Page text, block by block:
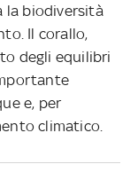
la biodiversità
Il corallo,
degli equilibri
e, per
climatico.